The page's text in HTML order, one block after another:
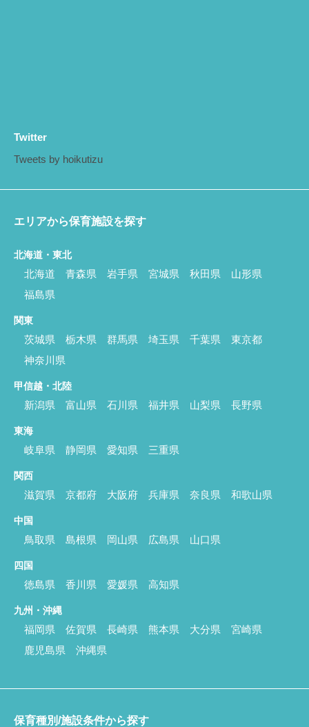
Twitter
Tweets by hoikutizu
エリアから保育施設を探す
北海道・東北
北海道 青森県 岩手県 宮城県 秋田県
山形県
福島県
関東
茨城県 栃木県 群馬県 埼玉県 千葉県
東京都
神奈川県
甲信越・北陸
新潟県 富山県 石川県 福井県 山梨県 長野県
東海
岐阜県 静岡県 愛知県 三重県
関西
滋賀県 京都府 大阪府 兵庫県 奈良県 和歌山県
中国
鳥取県 島根県 岡山県 広島県 山口県
四国
徳島県 香川県 愛媛県 高知県
九州・沖縄
福岡県 佐賀県 長崎県 熊本県 大分県
宮崎県
鹿児島県
沖縄県
保育種別/施設条件から探す